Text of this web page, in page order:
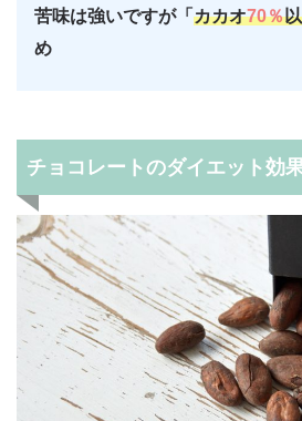
苦味は強いですが「 カカオ70％
め
チョコレートのダイエット効